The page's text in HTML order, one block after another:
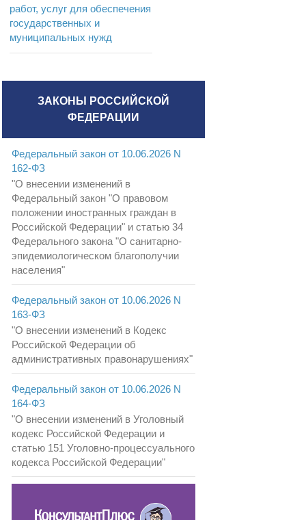
работ, услуг для обеспечения
государственных и
муниципальных нужд
ЗАКОНЫ РОССИЙСКОЙ
ФЕДЕРАЦИИ
Федеральный закон от 10.06.2026 N
162-ФЗ
"О внесении изменений в
Федеральный закон "О правовом
положении иностранных граждан в
Российской Федерации" и статью 34
Федерального закона "О санитарно-
эпидемиологическом благополучии
населения"
Федеральный закон от 10.06.2026 N
163-ФЗ
"О внесении изменений в Кодекс
Российской Федерации об
административных правонарушениях"
Федеральный закон от 10.06.2026 N
164-ФЗ
"О внесении изменений в Уголовный
кодекс Российской Федерации и
статью 151 Уголовно-процессуального
кодекса Российской Федерации"